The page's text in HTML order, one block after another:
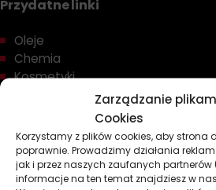
Zarządzanie
Cookies
Korzystamy z plików cookies, aby strona
poprawnie. Prowadzimy działania
jak i przez naszych zaufanych partnerów
informacje na ten temat znajdziesz w
Przydatne linki
Oleje
Chemia
Kosmetyki
Zapachy
Poradniki
Dobierz olej